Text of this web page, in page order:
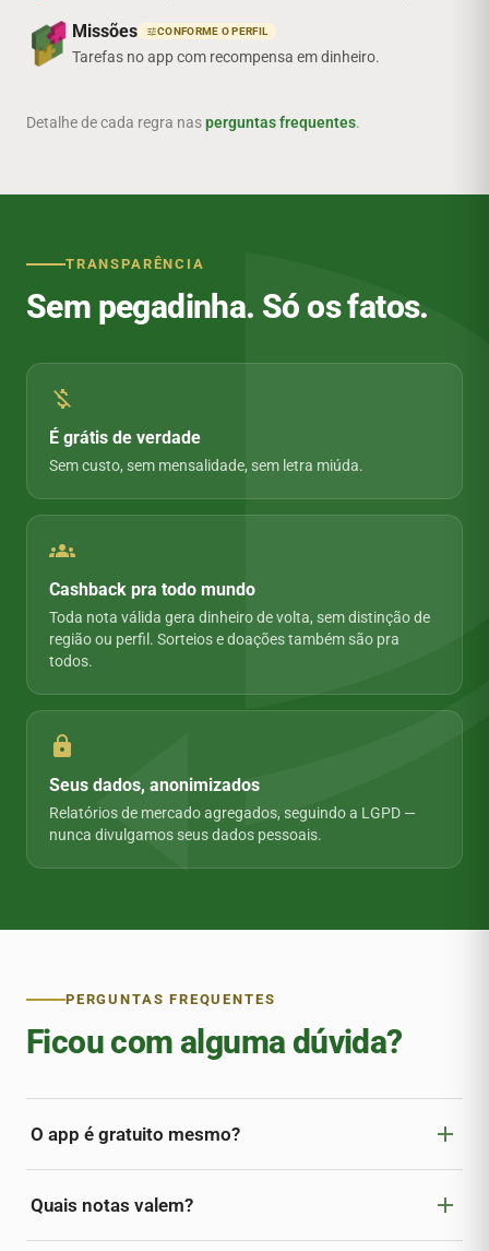
Missões tuneCONFORME O PERFIL
Tarefas no app com recompensa em dinheiro.
Detalhe de cada regra nasperguntas frequentes.
TRANSPARÊNCIA
Sem pegadinha. Só os fatos.
money_off
É grátis de verdade
Sem custo, sem mensalidade, sem letra miúda.
groups
Cashback pra todo mundo
Toda nota válida gera dinheiro de volta, sem distinção de
região ou perfil. Sorteios e doações também são pra
todos.
lock
Seus dados, anonimizados
Relatórios de mercado agregados, seguindo a LGPD —
nunca divulgamos seus dados pessoais.
PERGUNTAS FREQUENTES
Ficou com alguma dúvida?
O app é gratuito mesmo? add
Quais notas valem? add